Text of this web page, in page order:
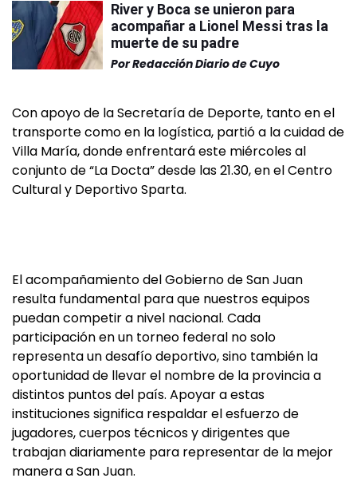
River y Boca se unieron para
acompañar a Lionel Messi tras la
muerte de su padre
PorRedacción Diario de Cuyo
Con apoyo de la Secretaría de Deporte, tanto en el
transporte como en la logística, partió a la cuidad de
Villa María, donde enfrentará este miércoles al
conjunto de “La Docta” desde las 21.30, en el Centro
Cultural y Deportivo Sparta.
El acompañamiento del Gobierno de San Juan
resulta fundamental para que nuestros equipos
puedan competir a nivel nacional. Cada
participación en un torneo federal no solo
representa un desafío deportivo, sino también la
oportunidad de llevar el nombre de la provincia a
distintos puntos del país. Apoyar a estas
instituciones significa respaldar el esfuerzo de
jugadores, cuerpos técnicos y dirigentes que
trabajan diariamente para representar de la mejor
manera a San Juan.